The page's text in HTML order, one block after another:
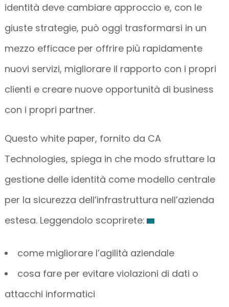
identità deve cambiare approccio e, con le
giuste strategie, può oggi trasformarsi in un
mezzo efficace per offrire più rapidamente
nuovi servizi, migliorare il rapporto con i propri
clienti e creare nuove opportunità di business
con i propri partner.
Questo white paper, fornito da CA
Technologies, spiega in che modo sfruttare la
gestione delle identità come modello centrale
per la sicurezza dell’infrastruttura nell’azienda
estesa. Leggendolo scoprirete:
come migliorare l’agilità aziendale
cosa fare per evitare violazioni di dati o
attacchi informatici